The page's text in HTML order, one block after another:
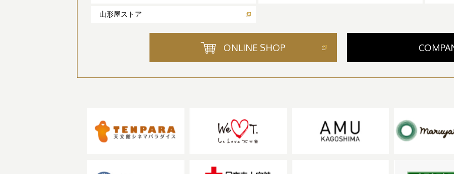
山形屋ストア
ONLINE SHOP